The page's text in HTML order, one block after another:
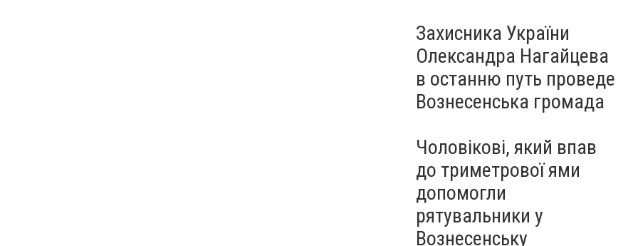
Захисника України
Олександра Нагайцева
в останню путь проведе
Вознесенська громада
Чоловікові, який впав
до триметрової ями
допомогли
рятувальники у
Вознесенську